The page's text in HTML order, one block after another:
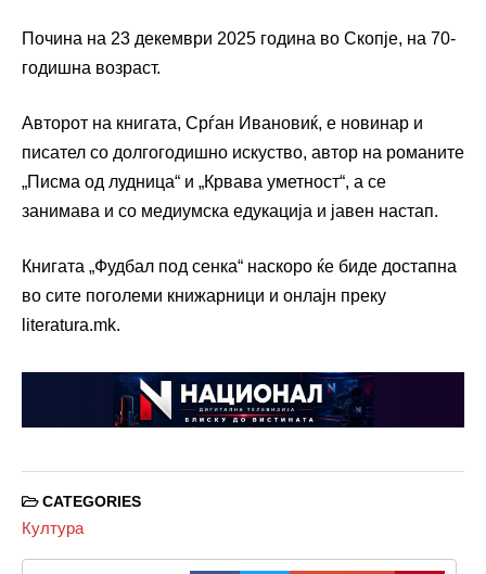
Почина на 23 декември 2025 година во Скопје, на 70-
годишна возраст.
Авторот на книгата, Срѓан Ивановиќ, е новинар и
писател со долгогодишно искуство, автор на романите
„Писма од лудница“ и „Крвава уметност“, а се
занимава и со медиумска едукација и јавен настап.
Книгата „Фудбал под сенка“ наскоро ќе биде достапна
во сите поголеми книжарници и онлајн преку
literatura.mk.
CATEGORIES
Култура